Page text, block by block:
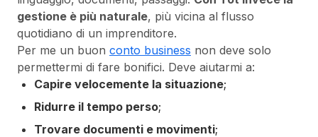
gestione è più naturale, più vicina al flusso
quotidiano di un imprenditore.
Per me un buon conto business non deve solo
permettermi di fare bonifici. Deve aiutarmi a:
Capire velocemente la situazione;
Ridurre il tempo perso;
Trovare documenti e movimenti;